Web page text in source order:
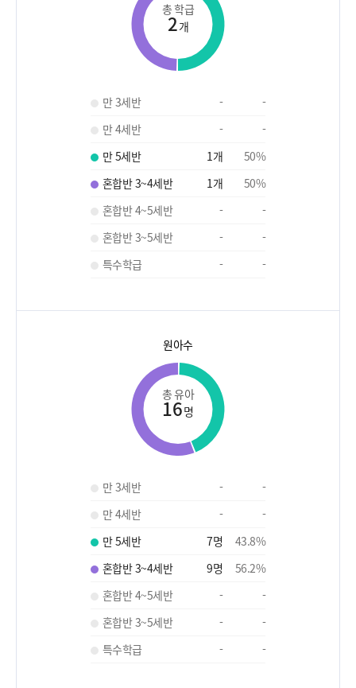
총 학급
2개
만 3세반 -
-
만 4세반
-
-
만 5세반
1개 50%
혼합반 3~4세반
1개 50%
혼합반 4~5세반
-
-
혼합반 3~5세반
-
-
특수학급
- -
원아수
총 유아
16명
만 3세반 -
-
만 4세반
-
-
만 5세반
7명 43.8%
혼합반 3~4세반
9명 56.2%
혼합반 4~5세반
-
-
혼합반 3~5세반
-
-
특수학급
- -